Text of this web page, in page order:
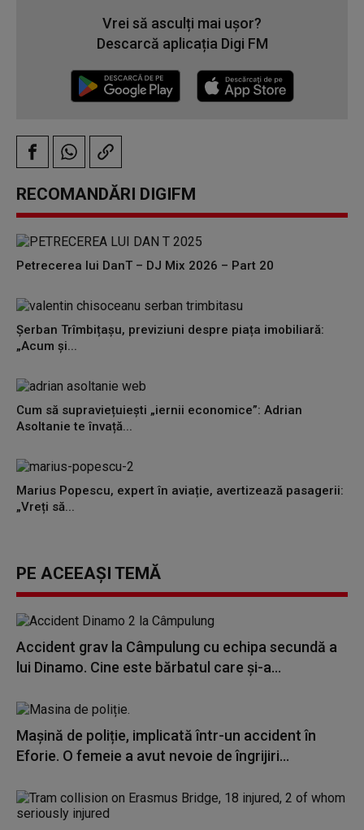
Vrei să asculți mai ușor?
Descarcă aplicația Digi FM
RECOMANDĂRI DIGIFM
Petrecerea lui DanT – DJ Mix 2026 – Part 20
Șerban Trîmbițașu, previziuni despre piața imobiliară:
„Acum și...
Cum să supraviețuiești „iernii economice”: Adrian
Asoltanie te învață...
Marius Popescu, expert în aviație, avertizează pasagerii:
„Vreți să...
PE ACEEAȘI TEMĂ
Accident grav la Câmpulung cu echipa secundă a
lui Dinamo. Cine este bărbatul care și-a...
Mașină de poliție, implicată într-un accident în
Eforie. O femeie a avut nevoie de îngrijiri...